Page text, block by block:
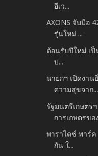
อีเว...
AXONS จับมือ
รุ่นใหม่ ...
ต้อนรับปีใหม่ เ
บ...
นายกฯ เปิดงาน
ความสุขจาก...
รัฐมนตรีเกษตร
การเกษตรขอ
พาราไดซ์ พาร์
กัน ใ...